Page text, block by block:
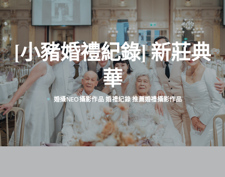
[小豬婚禮紀錄] 新莊典
華
婚攝NEO攝影作品 婚禮紀錄推薦婚禮攝影作品